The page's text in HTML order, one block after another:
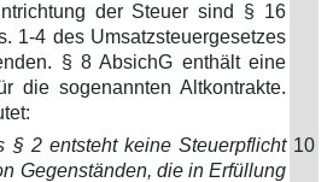
der Steuer sind § 16
1-4 des Umsatzsteuergesetzes
§ 8 AbsichG enthält eine
die sogenannten Altkontrakte.
§ 2 entsteht keine Steuerpflicht
Gegenständen, die in Erfüllung
10